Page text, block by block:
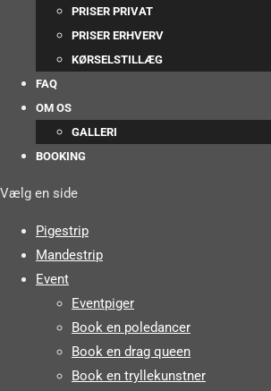
PRISER PRIVAT
PRISER ERHVERV
KØRSELSTILLÆG
FAQ
OM OS
GALLERI
BOOKING
Vælg en side
Pigestrip
Mandestrip
Event
Eventpiger
Book en poledancer
Book en drag queen
Book en tryllekunstner